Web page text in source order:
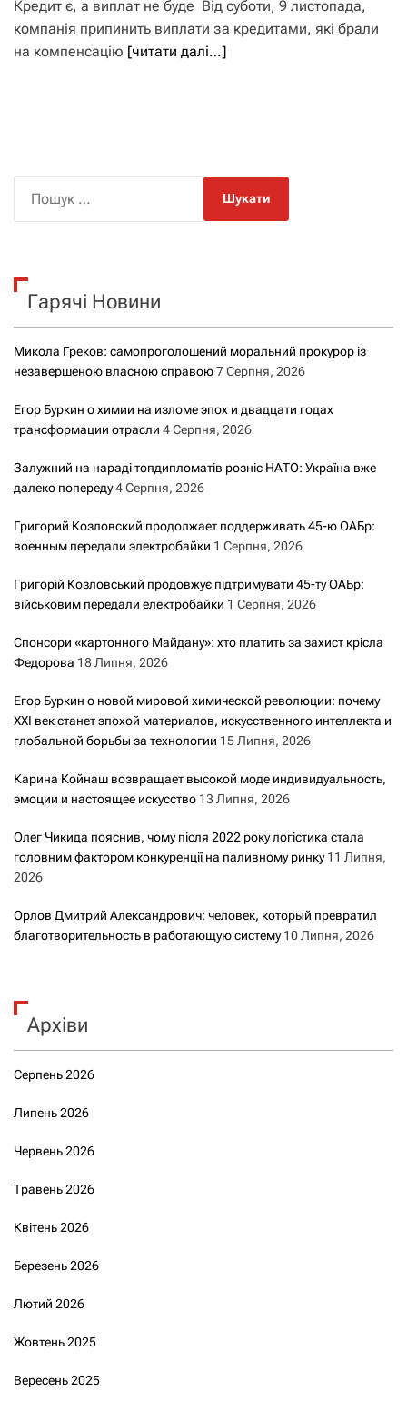
Кредит є, а виплат не буде Від суботи, 9 листопада,
компанія припинить виплати за кредитами, які брали
на компенсацію [читати далі…]
к
Гарячі Новини
Микола Греков: самопроголошений моральний прокурор із
незавершеною власною справою7 Серпня, 2026
Егор Буркин о химии на изломе эпох и двадцати годах
трансформации отрасли 4 Серпня, 2026
Залужний на нараді топдипломатів розніс НАТО: Україна вже
далеко попереду4 Серпня, 2026
Григорий Козловский продолжает поддерживать 45-ю ОАБр:
военным передали электробайки 1 Серпня, 2026
Григорій Козловський продовжує підтримувати 45-ту ОАБр:
військовим передали електробайки 1 Серпня, 2026
Спонсори «картонного Майдану»: хто платить за захист крісла
Федорова 18 Липня, 2026
Егор Буркин о новой мировой химической революции: почему
XXI век станет эпохой материалов, искусственного интеллекта и
глобальной борьбы за технологии 15 Липня, 2026
Карина Койнаш возвращает высокой моде индивидуальность,
эмоции и настоящее искусство 13 Липня, 2026
Олег Чикида пояснив, чому після 2022 року логістика стала
головним фактором конкуренції на паливному ринку 11 Липня,
2026
Орлов Дмитрий Александрович: человек, который превратил
благотворительность в работающую систему 10 Липня, 2026
Архіви
Серпень 2026
Липень 2026
Червень 2026
Травень 2026
Квітень 2026
Березень 2026
Лютий 2026
Жовтень 2025
Вересень 2025